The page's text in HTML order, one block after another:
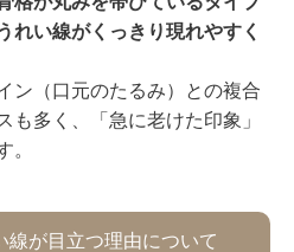
れい線がくっきり現れやすく
ン（口元のたるみ）との複合
も多く、「急に老けた印象」
。
線が目立つ理由について